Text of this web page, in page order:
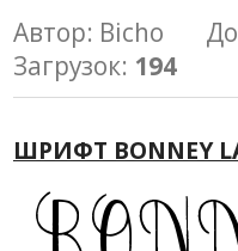
Автор: Bicho
Загрузок: 194
ШРИФТ BONNEY